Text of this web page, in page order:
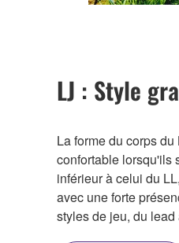
LJ : Style
La forme du corps
confortable lorsqu'ils
inférieur à celui du
avec une forte
styles de jeu, du lead